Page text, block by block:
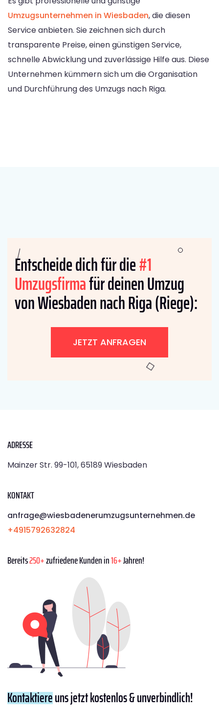
Umzugsunternehmen in Wiesbaden, die diesen
Service anbieten. Sie zeichnen sich durch
transparente Preise, einen günstigen Service,
schnelle Abwicklung und zuverlässige Hilfe aus. Diese
Unternehmen kümmern sich um die Organisation
und Durchführung des Umzugs nach Riga.
Entscheide dich für die#1
Umzugsfirmafür deinen Umzug
von Wiesbaden nach Riga (Riege):
JETZT ANFRAGEN
ADRESSE
Mainzer Str. 99-101, 65189 Wiesbaden
KONTAKT
anfrage@wiesbadenerumzugsunternehmen.de
+4915792632824
Bereits250+zufriedene Kunden in16+Jahren!
Kontaktiereuns jetzt kostenlos & unverbindlich!